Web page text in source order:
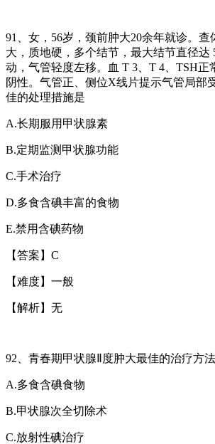
91 、女， 56岁，颈前肿大20余年就诊。查
大，质地硬，多个结节，最大结节直径达
动，气管轻度左移。血 T 3 T 4 TSH正
阴性。气管正、侧位X线片提示气管局部
佳的处理措施是
A.长期服用甲状腺素
B.定期监测甲状腺功能
C.手术治疗
D.多食含碘丰富的食物
E.禁用含碘药物
【答案】 C
【难度】一般
【解析】无
92 、青春期甲状腺 度肿大最佳的治疗方
A.多食含碘食物
B.甲状腺次全切除术
C.放射性碘治疗